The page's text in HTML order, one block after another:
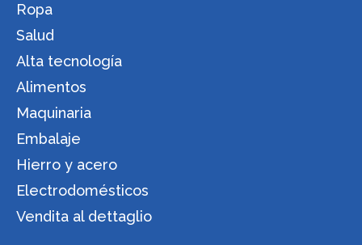
Ropa
Salud
Alta tecnología
Alimentos
Maquinaria
Embalaje
Hierro y acero
Electrodomésticos
Vendita al dettaglio